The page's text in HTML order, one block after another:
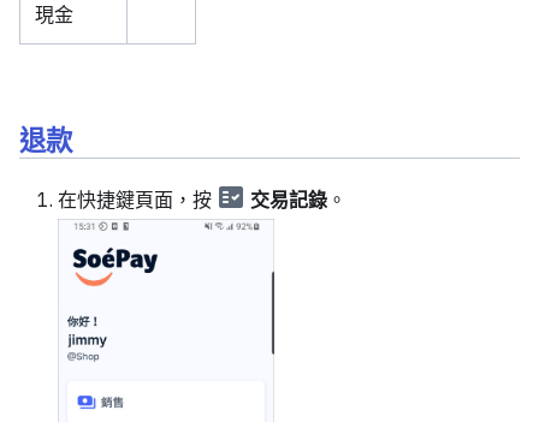
現金
退款
在快捷鍵頁面，按 交易記錄 。